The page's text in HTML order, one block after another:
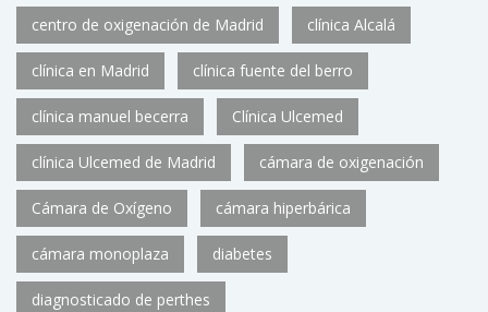
centro de oxigenación de Madrid clínica Alcalá
clínica en Madrid clínica fuente del berro
clínica manuel becerra Clínica Ulcemed
clínica Ulcemed de Madrid cámara de oxigenación
Cámara de Oxígeno cámara hiperbárica
cámara monoplaza diabetes
diagnosticado de perthes